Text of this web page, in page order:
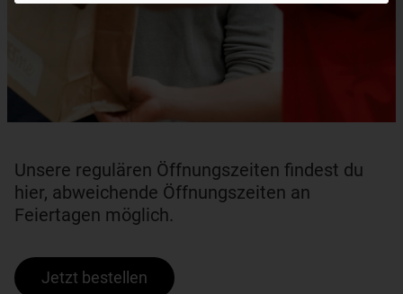
Unsere regulären Öffnungszeiten findest du
hier, abweichende Öffnungszeiten an
Feiertagen möglich.
Jetzt bestellen